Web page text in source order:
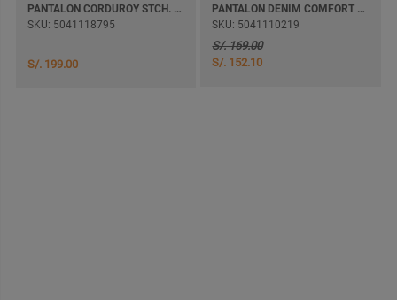
PANTALON CORDUROY STCH. RAIMONT RECTO
SKU: 5041118795
S/. 199.00
PANTALON DENIM COMFORT BENRRU RECTO
SKU: 5041110219
S/. 169.00
S/. 152.10